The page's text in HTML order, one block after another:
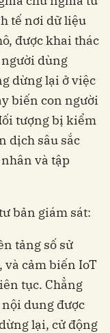
tế nơi dữ liệu
được khai thác
dùng
dừng lại ở việc
biến con người
tượng bị kiểm
dịch sâu sắc
và tập
bản giám sát:
tảng số sử
và cảm biến IoT
tục. Chẳng
dung được
lại, cử động